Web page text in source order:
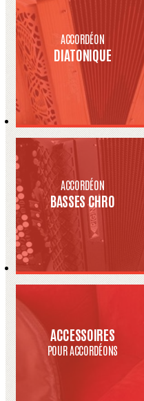
ACCORDÉON
DIATONIQUE
ACCORDÉON
BASSES CHRO
ACCESSOIRES
POUR ACCORDÉONS